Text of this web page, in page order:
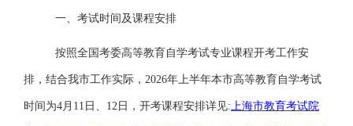
一、考试时间及课程安排
按照全国考委高等教育自学考试专业课程开考工作安
排，结合我市工作实际， 2026年上半年本市高等教育自学考试
时间为4月11日、12日，开考课程安排详见:上海市教育考试院